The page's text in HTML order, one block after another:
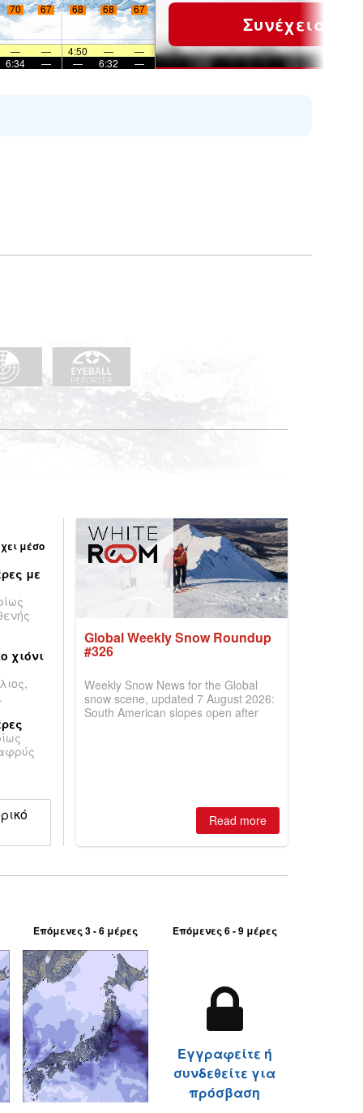
70 67 68 68 67
— — 4:50 —
—
6:34 — — 6:32 —
Συνέχεια
μέσο
με
χιόνι
Global Weekly Snow Roundup
#326
Weekly Snow News for the Global
snow scene, updated 7 August 2026:
South American slopes open after
Read more
Επόμενες 3 - 6 μέρες Επόμενες 6 - 9 μέρες
Εγγραφείτε ή
συνδεθείτε για
πρόσβαση